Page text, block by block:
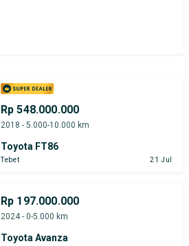
Rp 548.000.000
2018 - 5.000-10.000 km
Toyota FT86
Tebet 21 Jul
Rp 197.000.000
2024 - 0-5.000 km
Toyota Avanza